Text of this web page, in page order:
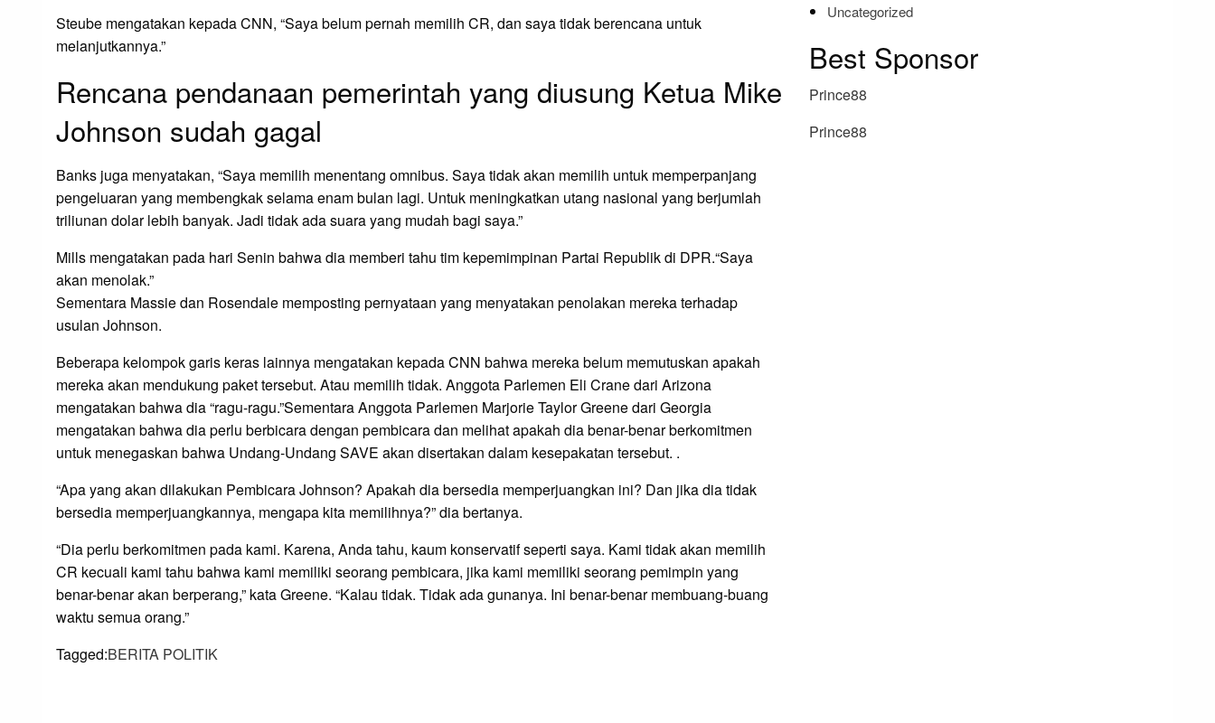
Steube mengatakan kepada CNN, “Saya belum pernah memilih CR, dan saya tidak berencana untuk
melanjutkannya.”
Rencana pendanaan pemerintah yang diusung Ketua Mike
Johnson sudah gagal
Banks juga menyatakan, “Saya memilih menentang omnibus. Saya tidak akan memilih untuk memperpanjang
pengeluaran yang membengkak selama enam bulan lagi. Untuk meningkatkan utang nasional yang berjumlah
triliunan dolar lebih banyak. Jadi tidak ada suara yang mudah bagi saya.”
Mills mengatakan pada hari Senin bahwa dia memberi tahu tim kepemimpinan Partai Republik di DPR.“Saya
akan menolak.”
Sementara Massie dan Rosendale memposting pernyataan yang menyatakan penolakan mereka terhadap
usulan Johnson.
Beberapa kelompok garis keras lainnya mengatakan kepada CNN bahwa mereka belum memutuskan apakah
mereka akan mendukung paket tersebut. Atau memilih tidak. Anggota Parlemen Eli Crane dari Arizona
mengatakan bahwa dia “ragu-ragu.”Sementara Anggota Parlemen Marjorie Taylor Greene dari Georgia
mengatakan bahwa dia perlu berbicara dengan pembicara dan melihat apakah dia benar-benar berkomitmen
untuk menegaskan bahwa Undang-Undang SAVE akan disertakan dalam kesepakatan tersebut. .
“Apa yang akan dilakukan Pembicara Johnson? Apakah dia bersedia memperjuangkan ini? Dan jika dia tidak
bersedia memperjuangkannya, mengapa kita memilihnya?” dia bertanya.
“Dia perlu berkomitmen pada kami. Karena, Anda tahu, kaum konservatif seperti saya. Kami tidak akan memilih
CR kecuali kami tahu bahwa kami memiliki seorang pembicara, jika kami memiliki seorang pemimpin yang
benar-benar akan berperang,” kata Greene. “Kalau tidak. Tidak ada gunanya. Ini benar-benar membuang-buang
waktu semua orang.”
Tagged:BERITA POLITIK
Uncategorized
Best Sponsor
Prince88
Prince88